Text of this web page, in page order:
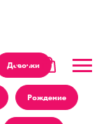
Девочки
Рождение